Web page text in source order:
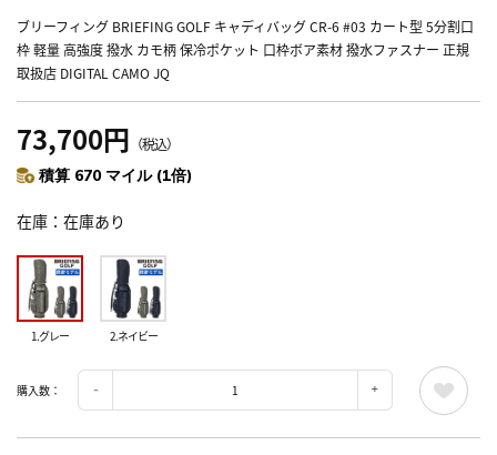
ブリーフィング BRIEFING GOLF キャディバッグ CR-6 #03 カート型 5分割口
枠 軽量 高強度 撥水 カモ柄 保冷ポケット 口枠ボア素材 撥水ファスナー 正規
取扱店 DIGITAL CAMO JQ
73,700円 （税込）
積算 670 マイル (1倍)
在庫 在庫あり
1.グレー 2.ネイビー
購入数：